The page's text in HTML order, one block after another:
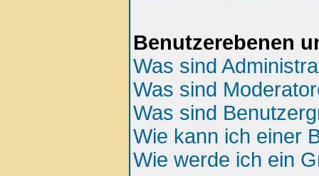
Benutzerebenen
Was sind
Was sind
Was sind
Wie kann ich einer
Wie werde ich ein